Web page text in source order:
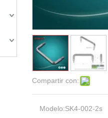
Compartir con:
Modelo:SK4-002-2s